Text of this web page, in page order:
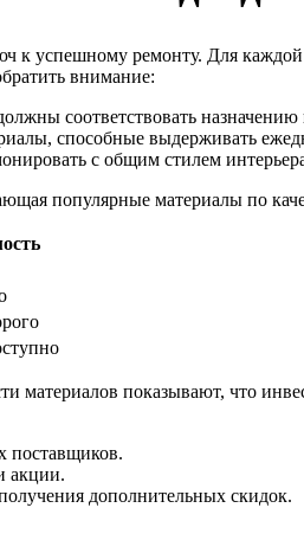
успешному ремонту. Для каждой
внимание:
соответствовать
способные выдерживать
с общим стилем
популярные материалы по
материалов показывают, что
поставщиков.
акции.
дополнительных скидок.